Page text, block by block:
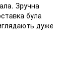
Зручна
була
дуже